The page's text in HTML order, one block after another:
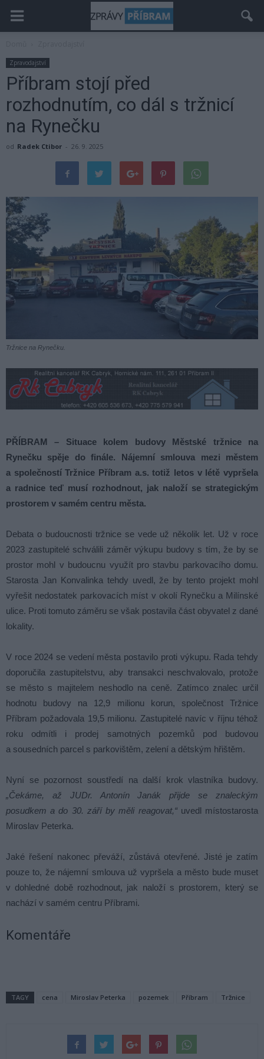
Zpravodajství
Příbram stojí před
rozhodnutím, co dál s tržnicí
na Rynečku
od Radek Ctibor - 26. 9. 2025
Tržnice na Rynečku.
PŘÍBRAM – Situace kolem budovy Městské tržnice na
Rynečku spěje do finále. Nájemní smlouva mezi městem
a společností Tržnice Příbram a.s. totiž letos v létě vypršela
a radnice teď musí rozhodnout, jak naloží se strategickým
prostorem v samém centru města.
Debata o budoucnosti tržnice se vede už několik let. Už v roce
2023 zastupitelé schválili záměr výkupu budovy s tím, že by se
prostor mohl v budoucnu využít pro stavbu parkovacího domu.
Starosta Jan Konvalinka tehdy uvedl, že by tento projekt mohl
vyřešit nedostatek parkovacích míst v okolí Rynečku a Milínské
ulice. Proti tomuto záměru se však postavila část obyvatel z dané
lokality.
V roce 2024 se vedení města postavilo proti výkupu. Rada tehdy
doporučila zastupitelstvu, aby transakci neschvalovalo, protože
se město s majitelem neshodlo na ceně. Zatímco znalec určil
hodnotu budovy na 12,9 milionu korun, společnost Tržnice
Příbram požadovala 19,5 milionu. Zastupitelé navíc v říjnu téhož
roku odmítli i prodej samotných pozemků pod budovou
a sousedních parcel s parkovištěm, zelení a dětským hřištěm.
Nyní se pozornost soustředí na další krok vlastníka budovy.
„Čekáme, až JUDr. Antonín Janák přijde se znaleckým
posudkem a do 30. září by měli reagovat,“uvedl místostarosta
Miroslav Peterka.
Jaké řešení nakonec převáží, zůstává otevřené. Jisté je zatím
pouze to, že nájemní smlouva už vypršela a město bude muset
v dohledné době rozhodnout, jak naloží s prostorem, který se
nachází v samém centru Příbrami.
Komentáře
TAGY cena Miroslav Peterka pozemek Příbram Tržnice